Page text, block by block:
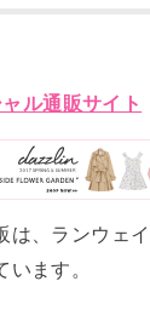
ル通販サイト
は、ランウェ
います。